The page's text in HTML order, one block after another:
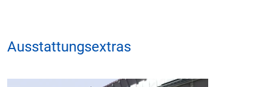
Ausstattungsextras